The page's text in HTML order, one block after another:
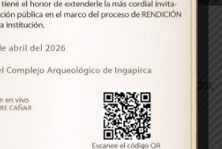
es una parroquia rural del Ecuador,
de la provincia de Cañar.